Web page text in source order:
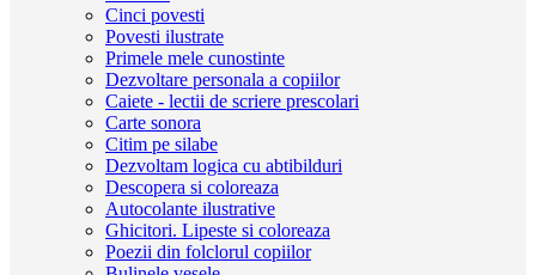
Cinci povesti
Povesti ilustrate
Primele mele cunostinte
Dezvoltare personala a copiilor
Caiete - lectii de scriere prescolari
Carte sonora
Citim pe silabe
Dezvoltam logica cu abtibilduri
Descopera si coloreaza
Autocolante ilustrative
Ghicitori. Lipeste si coloreaza
Poezii din folclorul copiilor